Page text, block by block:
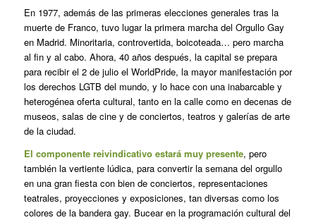
En 1977, además de las primeras elecciones generales tras la
muerte de Franco, tuvo lugar la primera marcha del Orgullo Gay
en Madrid. Minoritaria, controvertida, boicoteada… pero marcha
al fin y al cabo. Ahora, 40 años después, la capital se prepara
para recibir el 2 de julio el WorldPride, la mayor manifestación por
los derechos LGTB del mundo, y lo hace con una inabarcable y
heterogénea oferta cultural, tanto en la calle como en decenas de
museos, salas de cine y de conciertos, teatros y galerías de arte
de la ciudad.
El componente reivindicativo estará muy presente, pero
también la vertiente lúdica, para convertir la semana del orgullo
en una gran fiesta con bien de conciertos, representaciones
teatrales, proyecciones y exposiciones, tan diversas como los
colores de la bandera gay. Bucear en la programación cultural del